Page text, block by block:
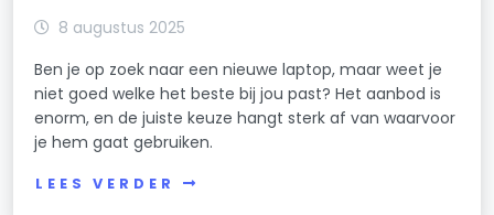
8 augustus 2025
Ben je op zoek naar een nieuwe laptop, maar weet je
niet goed welke het beste bij jou past? Het aanbod is
enorm, en de juiste keuze hangt sterk af van waarvoor
je hem gaat gebruiken.
LEES VERDER